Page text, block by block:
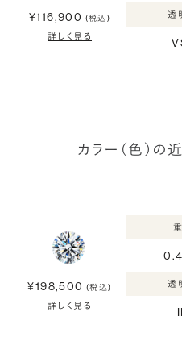
¥116,900 (税込)
詳しく見る
透
カラー（色）の
¥198,500 (税込)
詳しく見る
透